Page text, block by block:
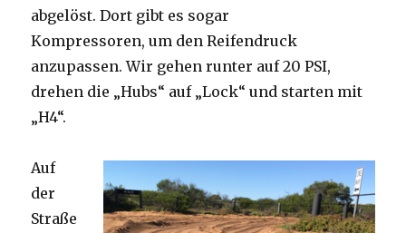
abgelöst. Dort gibt es sogar
Kompressoren, um den Reifendruck
anzupassen. Wir gehen runter auf 20 PSI,
drehen die „Hubs“ auf „Lock“ und starten mit
„H4“.
Auf
der
Straße